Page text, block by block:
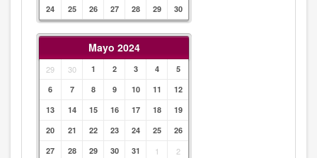
24
25 26 27 28 29 30
Mayo 2024
29 30 1 2 3 4
5
6
7 8 9 10 11
12
13
14 15 16 17 18
19
20
21 22 23 24 25
26
27
28 29 30 31 1 2